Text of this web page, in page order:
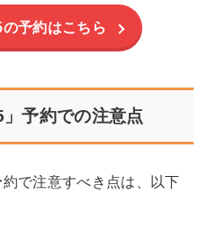
予約はこちら
予約での注意点
で注意すべき点は、以下